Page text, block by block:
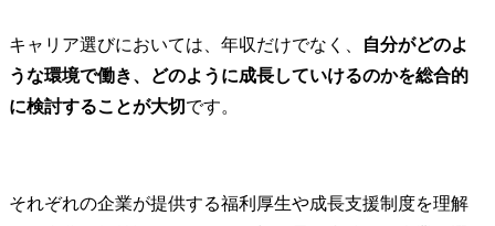
キャリア選びにおいては、年収だけでなく、
自分がどのよ
うな環境で働き、どのように成長していけるのかを総合的
に検討することが大切です。
それぞれの企業が提供する福利厚生や成長支援制度を理解